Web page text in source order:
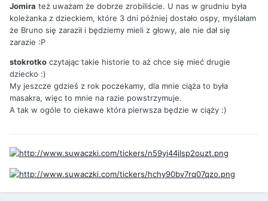
Jomira też uważam że dobrze zrobiliście. U nas w grudniu była
koleżanka z dzieckiem, które 3 dni później dostało ospy, myślałam
że Bruno się zaraził i będziemy mieli z głowy, ale nie dał się
zarazie :P
stokrotko czytając takie historie to aż chce się mieć drugie
dziecko :)
My jeszcze gdzieś z rok poczekamy, dla mnie ciąża to była
masakra, więc to mnie na razie powstrzymuje.
A tak w ogóle to ciekawe która pierwsza będzie w ciąży :)